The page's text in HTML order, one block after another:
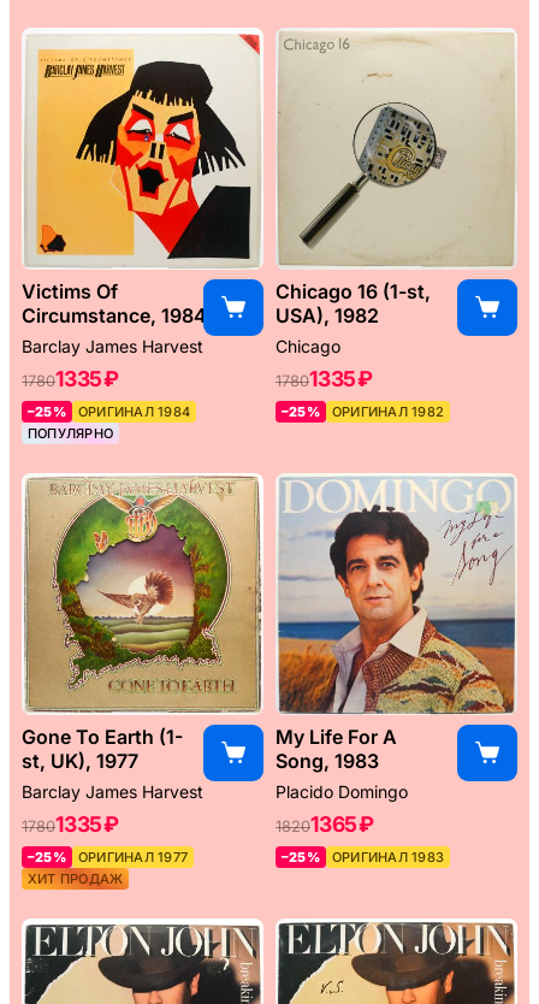
Victims Of
Circumstance, 1984
Barclay James Harvest
17801335 ₽
–25%
ОРИГИНАЛ 1984
ПОПУЛЯРНО
Chicago 16 (1-st,
USA), 1982
Chicago
17801335 ₽
–25% ОРИГИНАЛ 1982
Gone To Earth (1-
st, UK), 1977
Barclay James Harvest
17801335 ₽
–25%
ОРИГИНАЛ 1977
ХИТ ПРОДАЖ
My Life For A
Song, 1983
Placido Domingo
18201365 ₽
–25% ОРИГИНАЛ 1983